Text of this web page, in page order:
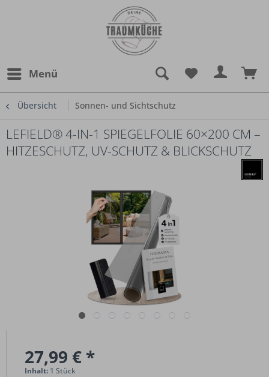
Menü
Übersicht Sonnen- und Sichtschutz
LEFIELD® 4-IN-1 SPIEGELFOLIE 60×200 CM –
HITZESCHUTZ, UV-SCHUTZ & BLICKSCHUTZ
27,99 € *
Inhalt: 1 Stück